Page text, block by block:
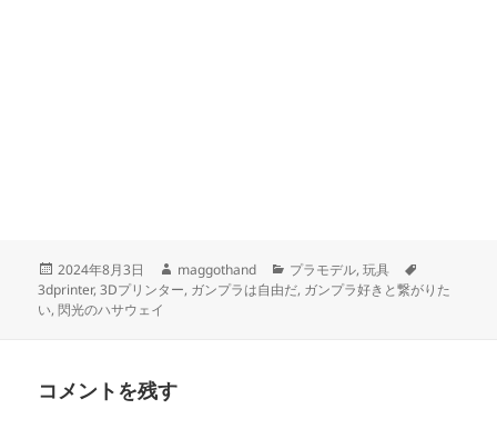
投
稿
日:
2024年8月3日
作
成
maggothand
カ
テ
プラモデル,玩具
グ
3dprinter,3Dプリンター, ガンプラは自由だ, ガンプラ好きと繋がりた
い,閃光のハサウェイ
コメントを残す